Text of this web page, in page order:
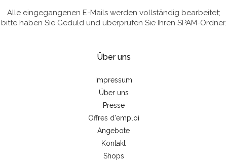
Alle eingegangenen E-Mails werden vollständig bearbeitet;
bitte haben Sie Geduld und überprüfen Sie Ihren SPAM-Ordner.
Über uns
Impressum
Über uns
Presse
Offres d'emploi
Angebote
Kontakt
Shops